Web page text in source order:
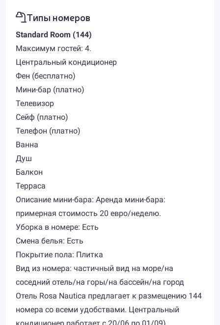
Типы номеров
Standard Room (144)
Максимум гостей: 4.
Центральный кондиционер
Фен (бесплатно)
Мини-бар (платно)
Телевизор
Сейф (платно)
Телефон (платно)
Ванна
Душ
Балкон
Терраса
Описание мини-бара: Аренда мини-бара:
примерная стоимость 20 евро/неделю.
Уборка в номере: Есть
Смена белья: Есть
Покрытие пола: Плитка
Вид из номера: частичный вид на море/на
соседний отель/на горы/на бассейн/на город
Отель Rosa Nautica предлагает к размещению 144
номера со всеми удобствами. Центральный